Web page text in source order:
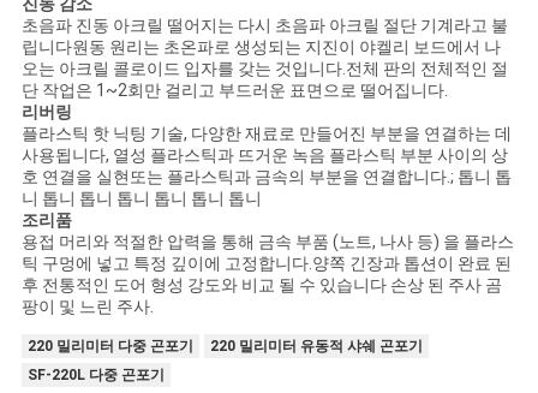
초음파 진동 아크릴 떨어지는 다시 초음파 아크릴 절단 기계라고 불
립니다원동 원리는 초온파로 생성되는 지진이 야켈리 보드에서 나
오는 아크릴 콜로이드 입자를 갖는 것입니다.전체 판의 전체적인 절
단 작업은 1~2회만 걸리고 부드러운 표면으로 떨어집니다.
리버링
플라스틱 핫 닉팅 기술, 다양한 재료로 만들어진 부분을 연결하는 데
사용됩니다, 열성 플라스틱과 뜨거운 녹음 플라스틱 부분 사이의 상
호 연결을 실현또는 플라스틱과 금속의 부분을 연결합니다.; 톱니 톱
니 톱니 톱니 톱니 톱니 톱니 톱니
조리품
용접 머리와 적절한 압력을 통해 금속 부품 (노트, 나사 등) 을 플라스
틱 구멍에 넣고 특정 깊이에 고정합니다.양쪽 긴장과 톱션이 완료 된
후 전통적인 도어 형성 강도와 비교 될 수 있습니다 손상 된 주사 곰
팡이 및 느린 주사.
220 밀리미터 다중 곤포기
220 밀리미터 유동적 샤쉐 곤포기
SF-220L 다중 곤포기